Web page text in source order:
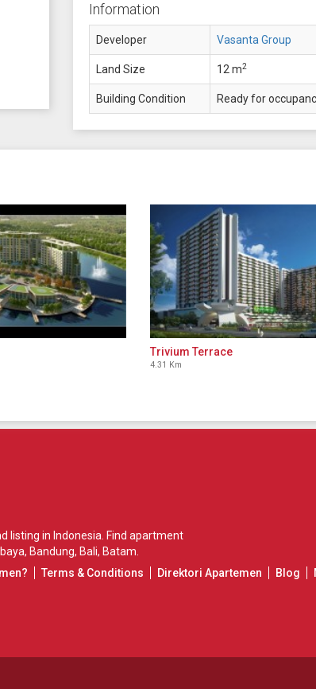
Information
Developer Vasanta Group
Land Size 12 m2
Building Condition Ready for
Trivium Terrace
4.31 Km
listing in Indonesia. Find apartment
, Bandung, Bali, Batam
Terms & Conditions Direktori Apartemen Blog